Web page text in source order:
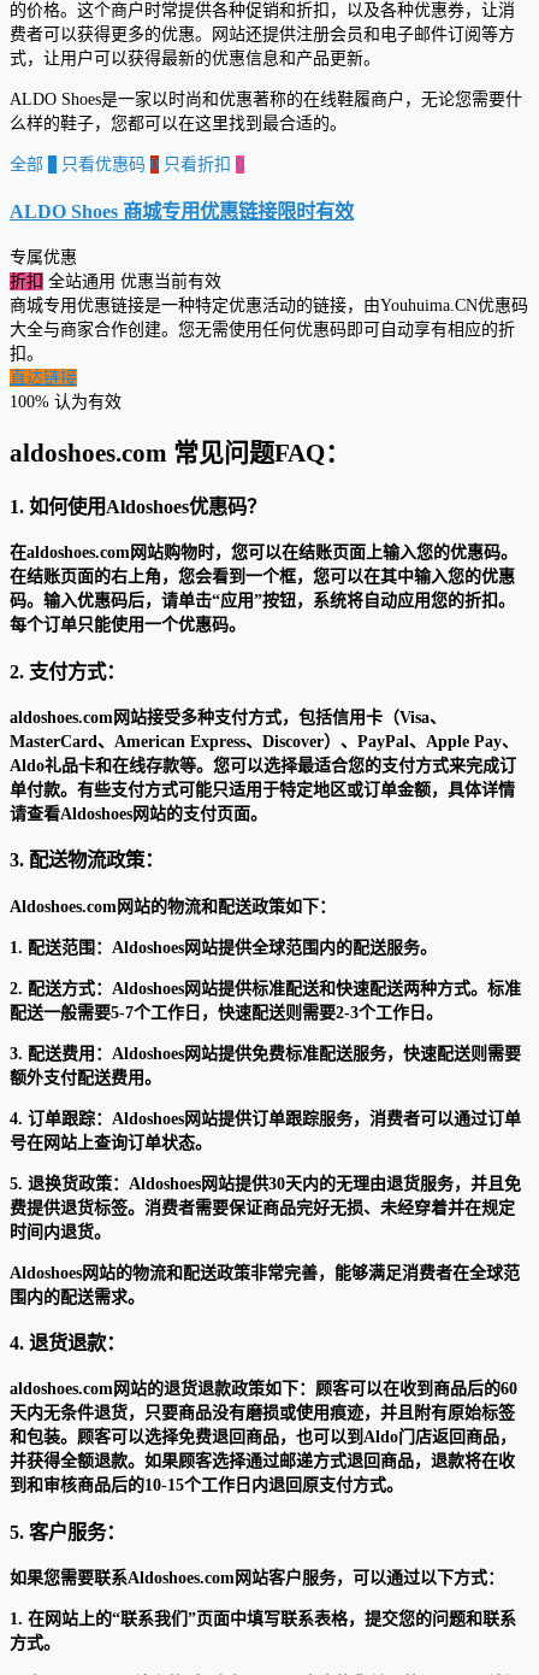
的价格。这个商户时常提供各种促销和折扣，以及各种优惠券，让消
费者可以获得更多的优惠。网站还提供注册会员和电子邮件订阅等方
式，让用户可以获得最新的优惠信息和产品更新。
ALDO Shoes是一家以时尚和优惠著称的在线鞋履商户，无论您需要什
么样的鞋子，您都可以在这里找到最合适的。
全部 只看优惠码 0 只看折扣 0
ALDO Shoes 商城专用优惠链接限时有效
专属优惠
折扣
全站通用 优惠当前有效
商城专用优惠链接是一种特定优惠活动的链接，由Youhuima.CN优惠码
大全与商家合作创建。您无需使用任何优惠码即可自动享有相应的折
扣。
直达链接
100% 认为有效
aldoshoes.com 常见问题FAQ：
1. 如何使用Aldoshoes优惠码？
在aldoshoes.com网站购物时，您可以在结账页面上输入您的优惠码。
在结账页面的右上角，您会看到一个框，您可以在其中输入您的优惠
码。输入优惠码后，请单击“应用”按钮，系统将自动应用您的折扣。
每个订单只能使用一个优惠码。
2. 支付方式：
aldoshoes.com网站接受多种支付方式，包括信用卡（Visa、
MasterCard、American Express、Discover）、PayPal、Apple Pay、
Aldo礼品卡和在线存款等。您可以选择最适合您的支付方式来完成订
单付款。有些支付方式可能只适用于特定地区或订单金额，具体详情
请查看Aldoshoes网站的支付页面。
3. 配送物流政策：
Aldoshoes.com网站的物流和配送政策如下：
1. 配送范围：Aldoshoes网站提供全球范围内的配送服务。
2. 配送方式：Aldoshoes网站提供标准配送和快速配送两种方式。标准
配送一般需要5-7个工作日，快速配送则需要2-3个工作日。
3. 配送费用：Aldoshoes网站提供免费标准配送服务，快速配送则需要
额外支付配送费用。
4. 订单跟踪：Aldoshoes网站提供订单跟踪服务，消费者可以通过订单
号在网站上查询订单状态。
5. 退换货政策：Aldoshoes网站提供30天内的无理由退货服务，并且免
费提供退货标签。消费者需要保证商品完好无损、未经穿着并在规定
时间内退货。
Aldoshoes网站的物流和配送政策非常完善，能够满足消费者在全球范
围内的配送需求。
4. 退货退款：
aldoshoes.com网站的退货退款政策如下：顾客可以在收到商品后的60
天内无条件退货，只要商品没有磨损或使用痕迹，并且附有原始标签
和包装。顾客可以选择免费退回商品，也可以到Aldo门店返回商品，
并获得全额退款。如果顾客选择通过邮递方式退回商品，退款将在收
到和审核商品后的10-15个工作日内退回原支付方式。
5. 客户服务：
如果您需要联系Aldoshoes.com网站客户服务，可以通过以下方式：
1. 在网站上的“联系我们”页面中填写联系表格，提交您的问题和联系
方式。